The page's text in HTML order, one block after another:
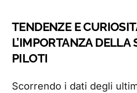
TENDENZE E
L’IMPORTANZA DELLA
PILOTI
Scorrendo i dati degli